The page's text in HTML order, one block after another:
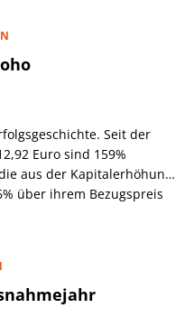
war
unter seinen
Seit der
Euro sind 159%
aus der Kapitalerhöhung
über ihrem Bezugspreis
erreichten jeweils nur